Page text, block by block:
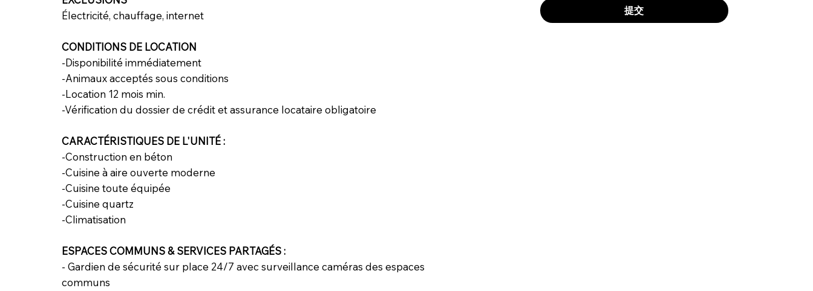
提交
Électricité, chauffage, internet
CONDITIONS DE LOCATION
-Disponibilité immédiatement
-Animaux acceptés sous conditions
-Location 12 mois min.
-Vérification du dossier de crédit et assurance locataire obligatoire
CARACTÉRISTIQUES DE L'UNITÉ :
-Construction en béton
-Cuisine à aire ouverte moderne
-Cuisine toute équipée
-Cuisine quartz
-Climatisation
ESPACES COMMUNS & SERVICES PARTAGÉS :
- Gardien de sécurité sur place 24/7 avec surveillance caméras des espaces
communs